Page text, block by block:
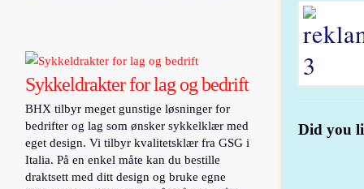
Did you
Sykkeldrakter for lag og bedrift
BHX tilbyr meget gunstige løsninger for
bedrifter og lag som ønsker sykkelklær med
eget design. Vi tilbyr kvalitetsklær fra GSG i
Italia. På en enkel måte kan du bestille
draktsett med ditt design og bruke egne